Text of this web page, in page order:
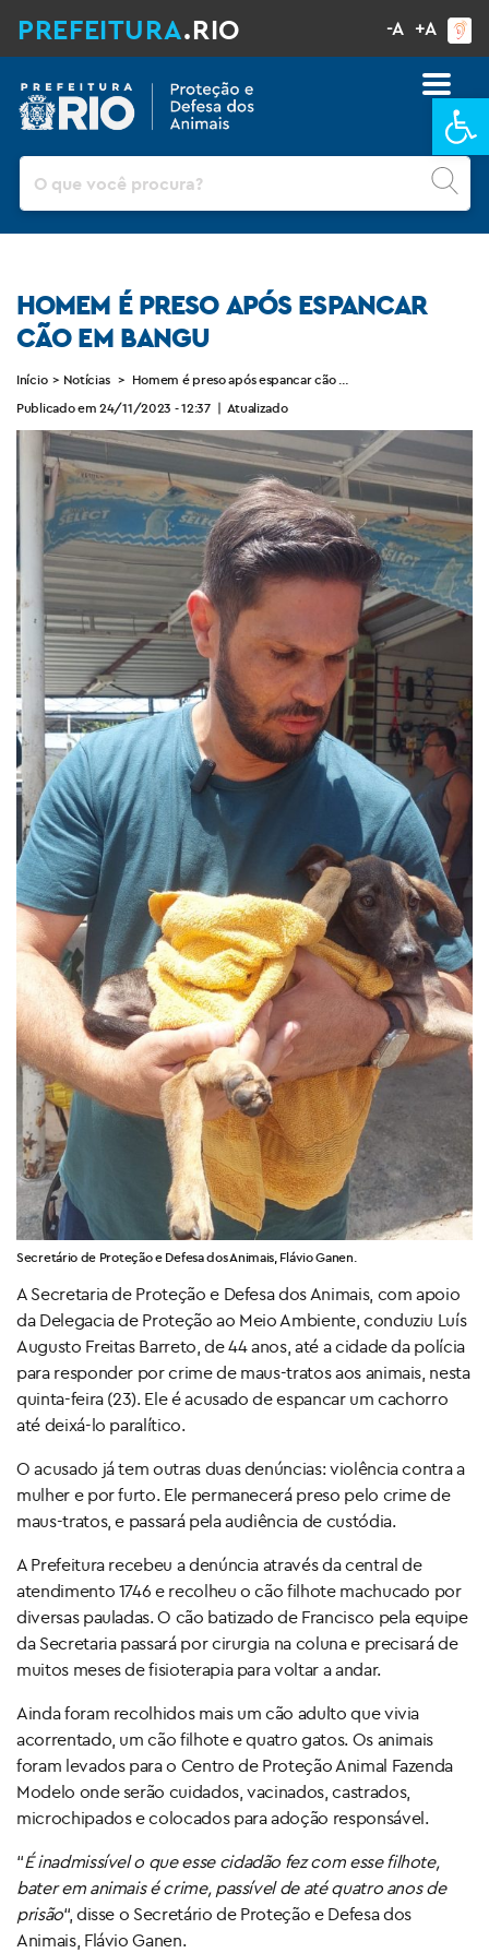
PREFEITURA.RIO -A +A
HOMEM É PRESO APÓS ESPANCAR
CÃO EM BANGU
Início > Notícias > Homem é preso após espancar cão em Bangu
Publicado em 24/11/2023 - 12:37 | Atualizado
Secretário de Proteção e Defesa dos Animais, Flávio Ganen.
A Secretaria de Proteção e Defesa dos Animais, com apoio
da Delegacia de Proteção ao Meio Ambiente, conduziu Luís
Augusto Freitas Barreto, de 44 anos, até a cidade da polícia
para responder por crime de maus-tratos aos animais, nesta
quinta-feira (23). Ele é acusado de espancar um cachorro
até deixá-lo paralítico.
O acusado já tem outras duas denúncias: violência contra a
mulher e por furto. Ele permanecerá preso pelo crime de
maus-tratos, e passará pela audiência de custódia.
A Prefeitura recebeu a denúncia através da central de
atendimento 1746 e recolheu o cão filhote machucado por
diversas pauladas. O cão batizado de Francisco pela equipe
da Secretaria passará por cirurgia na coluna e precisará de
muitos meses de fisioterapia para voltar a andar.
Ainda foram recolhidos mais um cão adulto que vivia
acorrentado, um cão filhote e quatro gatos. Os animais
foram levados para o Centro de Proteção Animal Fazenda
Modelo onde serão cuidados, vacinados, castrados,
microchipados e colocados para adoção responsável.
“É inadmissível o que esse cidadão fez com esse filhote,
bater em animais é crime, passível de até quatro anos de
prisão“, disse o Secretário de Proteção e Defesa dos
Animais, Flávio Ganen.